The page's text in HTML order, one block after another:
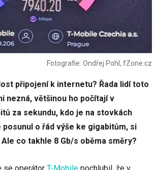
Fotografie: Ondřej Pohl, fZone.cz
připojení k internetu? Řada lidí toto
nezná, většinou ho počítají v
za sekundu, kdo je na stovkách
o řád výše ke gigabitům, si
co takhle 8 Gb/s oběma směry?